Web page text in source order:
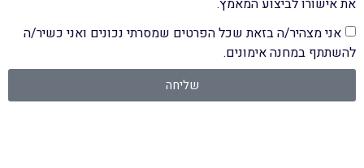
את אישורו לביצוע המאמץ.
אני מצהיר/ה בזאת שכל הפרטים שמסרתי נכונים ואני כשיר/ה
להשתתף במחנה אימונים.
שליחה